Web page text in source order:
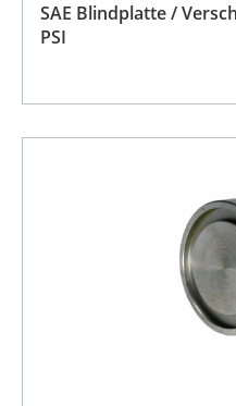
SAE Blindplatte /
PSI